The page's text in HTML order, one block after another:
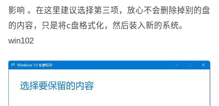
影响 。在这里建议选择第三项，放心不会删除掉别的盘
的内容，只是将c盘格式化，然后装入新的系统。
win102